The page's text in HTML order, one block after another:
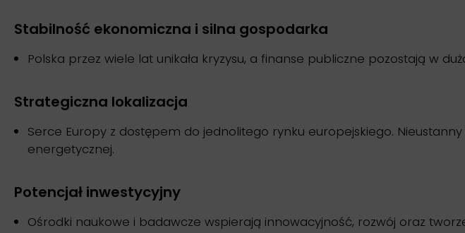
Stabilność ekonomiczna i silna gospodarka
Polska przez wiele lat unikała kryzysu, a finanse publiczne pozostają w
Strategiczna lokalizacja
Serce Europy z dostępem do jednolitego rynku europejskiego.
energetycznej.
Potencjał inwestycyjny
Ośrodki naukowe i badawcze wspierają innowacyjność, rozwój oraz